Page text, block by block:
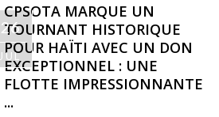
26
JUL
CPSOTA MARQUE UN
TOURNANT HISTORIQUE
POUR HAÏTI AVEC UN DON
EXCEPTIONNEL : UNE
FLOTTE IMPRESSIONNANTE
...